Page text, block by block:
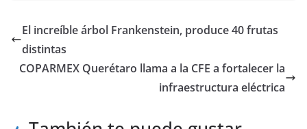
e
b
o
er l s
p
e
g
er
gr
m
p
tir
El increíble árbol Frankenstein, produce 40 frutas
distintas
COPARMEX Querétaro llama a la CFE a fortalecer la
infraestructura eléctrica